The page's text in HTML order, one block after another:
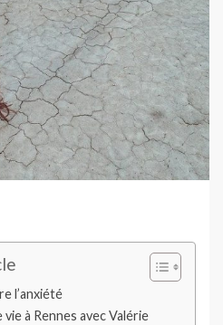
l’anxiété
à Rennes avec Valérie